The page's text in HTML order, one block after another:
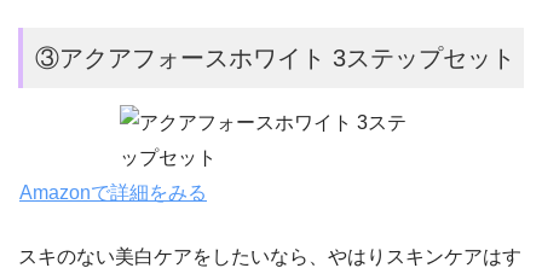
③アクアフォースホワイト 3ステップセット
Amazonで詳細をみる
スキのない美白ケアをしたいなら、やはりスキンケアはす